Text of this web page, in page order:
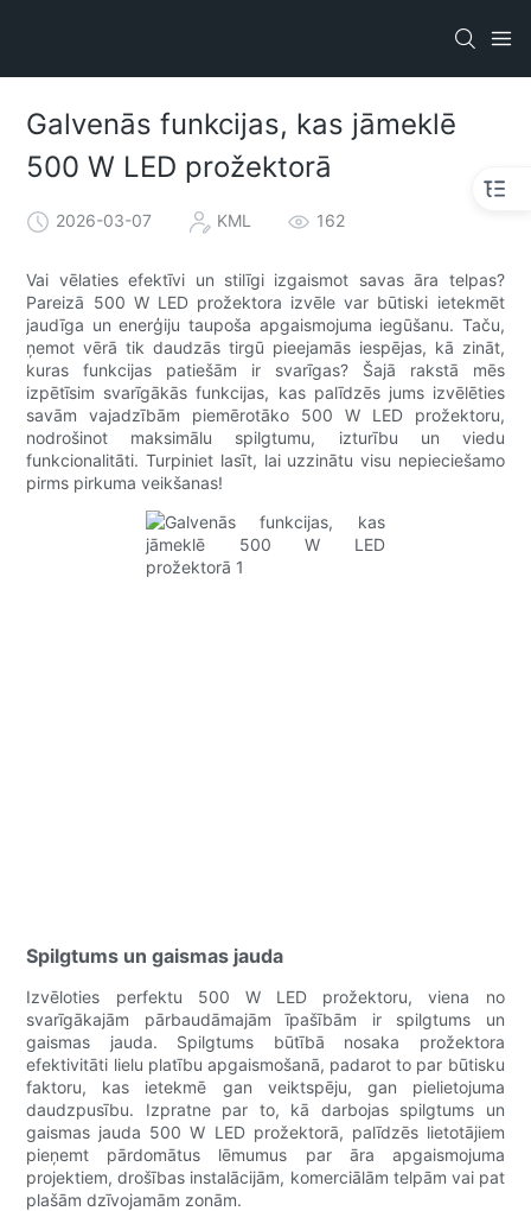
Galvenās funkcijas, kas jāmeklē
500 W LED prožektorā
2026-03-07 KML 162
Vai vēlaties efektīvi un stilīgi izgaismot savas āra telpas?
Pareizā 500 W LED prožektora izvēle var būtiski ietekmēt
jaudīga un enerģiju taupoša apgaismojuma iegūšanu. Taču,
ņemot vērā tik daudzās tirgū pieejamās iespējas, kā zināt,
kuras funkcijas patiešām ir svarīgas? Šajā rakstā mēs
izpētīsim svarīgākās funkcijas, kas palīdzēs jums izvēlēties
savām vajadzībām piemērotāko 500 W LED prožektoru,
nodrošinot maksimālu spilgtumu, izturību un viedu
funkcionalitāti. Turpiniet lasīt, lai uzzinātu visu nepieciešamo
pirms pirkuma veikšanas!
Spilgtums un gaismas jauda
Izvēloties perfektu 500 W LED prožektoru, viena no
svarīgākajām pārbaudāmajām īpašībām ir spilgtums un
gaismas jauda. Spilgtums būtībā nosaka prožektora
efektivitāti lielu platību apgaismošanā, padarot to par būtisku
faktoru, kas ietekmē gan veiktspēju, gan pielietojuma
daudzpusību. Izpratne par to, kā darbojas spilgtums un
gaismas jauda 500 W LED prožektorā, palīdzēs lietotājiem
pieņemt pārdomātus lēmumus par āra apgaismojuma
projektiem, drošības instalācijām, komerciālām telpām vai pat
plašām dzīvojamām zonām.